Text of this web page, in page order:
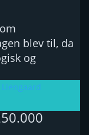
blev til, da
og